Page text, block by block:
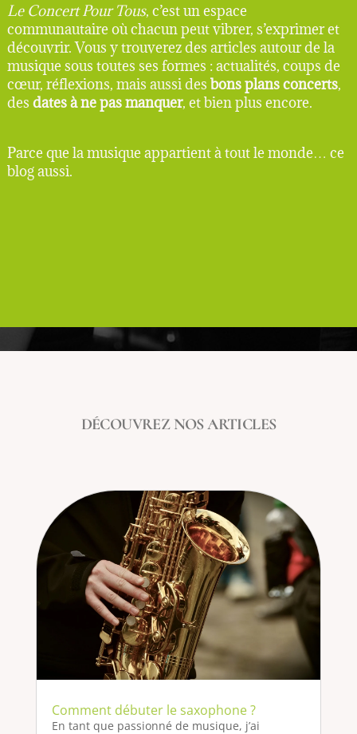
Le Concert Pour Tous, c’est un espace
communautaire où chacun peut vibrer, s’exprimer et
découvrir. Vous y trouverez des articles autour de la
musique sous toutes ses formes : actualités, coups de
cœur, réflexions, mais aussi des bons plans concerts,
des dates à ne pas manquer, et bien plus encore.
Parce que la musique appartient à tout le monde… ce
blog aussi.
DÉCOUVREZ NOS ARTICLES
Comment débuter le saxophone ?
En tant que passionné de musique, j’ai